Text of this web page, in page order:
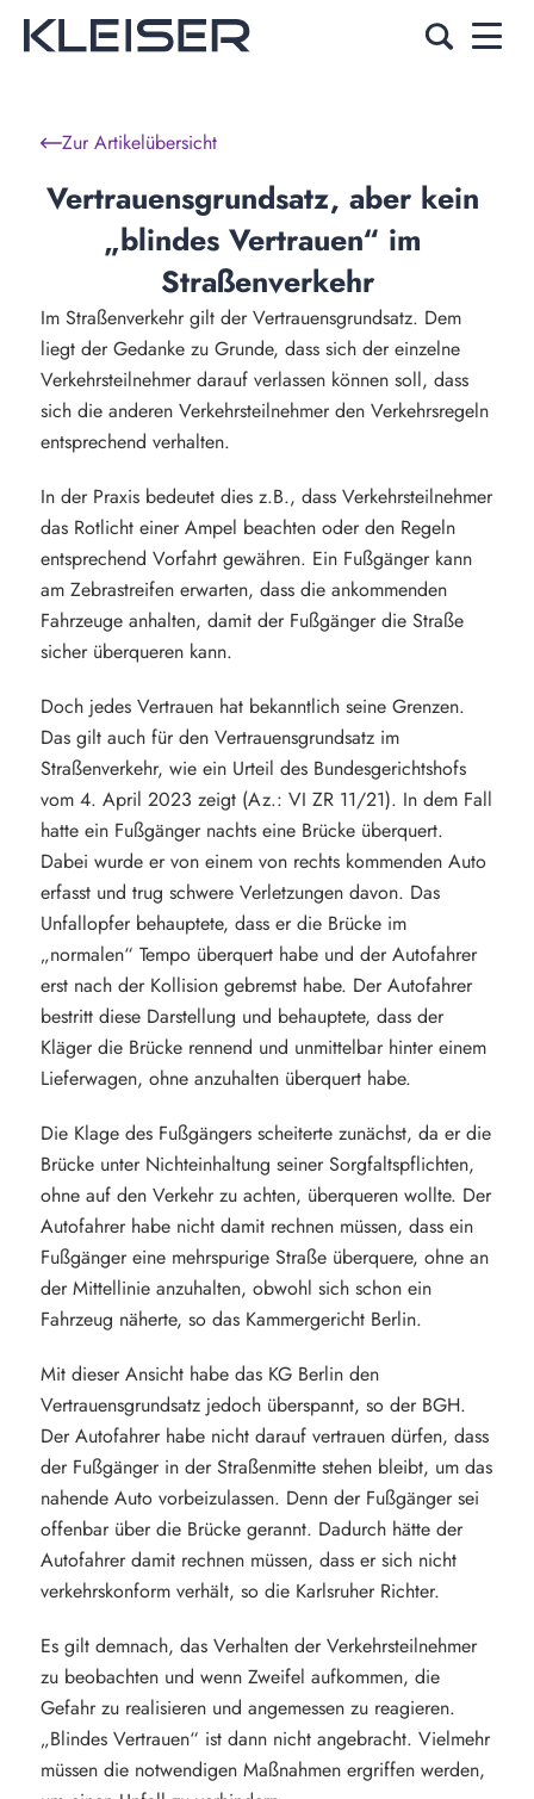
Zur Artikelübersicht
Vertrauensgrundsatz, aber kein
„blindes Vertrauen“ im
Straßenverkehr
Im Straßenverkehr gilt der Vertrauensgrundsatz. Dem
liegt der Gedanke zu Grunde, dass sich der einzelne
Verkehrsteilnehmer darauf verlassen können soll, dass
sich die anderen Verkehrsteilnehmer den Verkehrsregeln
entsprechend verhalten.
In der Praxis bedeutet dies z.B., dass Verkehrsteilnehmer
das Rotlicht einer Ampel beachten oder den Regeln
entsprechend Vorfahrt gewähren. Ein Fußgänger kann
am Zebrastreifen erwarten, dass die ankommenden
Fahrzeuge anhalten, damit der Fußgänger die Straße
sicher überqueren kann.
Doch jedes Vertrauen hat bekanntlich seine Grenzen.
Das gilt auch für den Vertrauensgrundsatz im
Straßenverkehr, wie ein Urteil des Bundesgerichtshofs
vom 4. April 2023 zeigt (Az.: VI ZR 11/21). In dem Fall
hatte ein Fußgänger nachts eine Brücke überquert.
Dabei wurde er von einem von rechts kommenden Auto
erfasst und trug schwere Verletzungen davon. Das
Unfallopfer behauptete, dass er die Brücke im
„normalen“ Tempo überquert habe und der Autofahrer
erst nach der Kollision gebremst habe. Der Autofahrer
bestritt diese Darstellung und behauptete, dass der
Kläger die Brücke rennend und unmittelbar hinter einem
Lieferwagen, ohne anzuhalten überquert habe.
Die Klage des Fußgängers scheiterte zunächst, da er die
Brücke unter Nichteinhaltung seiner Sorgfaltspflichten,
ohne auf den Verkehr zu achten, überqueren wollte. Der
Autofahrer habe nicht damit rechnen müssen, dass ein
Fußgänger eine mehrspurige Straße überquere, ohne an
der Mittellinie anzuhalten, obwohl sich schon ein
Fahrzeug näherte, so das Kammergericht Berlin.
Mit dieser Ansicht habe das KG Berlin den
Vertrauensgrundsatz jedoch überspannt, so der BGH.
Der Autofahrer habe nicht darauf vertrauen dürfen, dass
der Fußgänger in der Straßenmitte stehen bleibt, um das
nahende Auto vorbeizulassen. Denn der Fußgänger sei
offenbar über die Brücke gerannt. Dadurch hätte der
Autofahrer damit rechnen müssen, dass er sich nicht
verkehrskonform verhält, so die Karlsruher Richter.
Es gilt demnach, das Verhalten der Verkehrsteilnehmer
zu beobachten und wenn Zweifel aufkommen, die
Gefahr zu realisieren und angemessen zu reagieren.
„Blindes Vertrauen“ ist dann nicht angebracht. Vielmehr
müssen die notwendigen Maßnahmen ergriffen werden,